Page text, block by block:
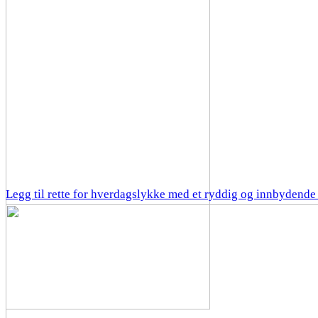
Legg til rette for hverdagslykke med et ryddig og innbydende